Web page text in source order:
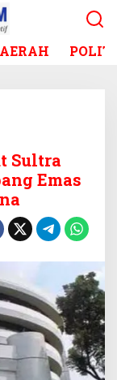
Sultra
Emas